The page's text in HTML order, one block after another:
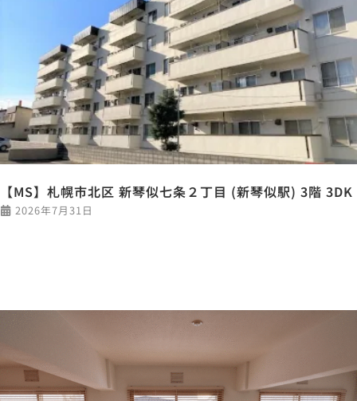
【MS】札幌市北区 新琴似七条２丁目 (新琴似駅) 3階 3DK
2026年7月31日